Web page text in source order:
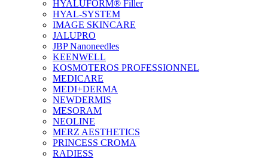
HYALUFORM® Filler
HYAL-SYSTEM
IMAGE SKINCARE
JALUPRO
JBP Nanoneedles
KEENWELL
KOSMOTEROS PROFESSIONNEL
MEDICARE
MEDI+DERMA
NEWDERMIS
MESORAM
NEOLINE
MERZ AESTHETICS
PRINCESS CROMA
RADIESS